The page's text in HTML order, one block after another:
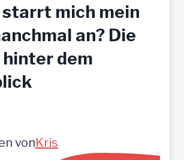
starrt mich mein
an? Die
hinter dem
vonKris